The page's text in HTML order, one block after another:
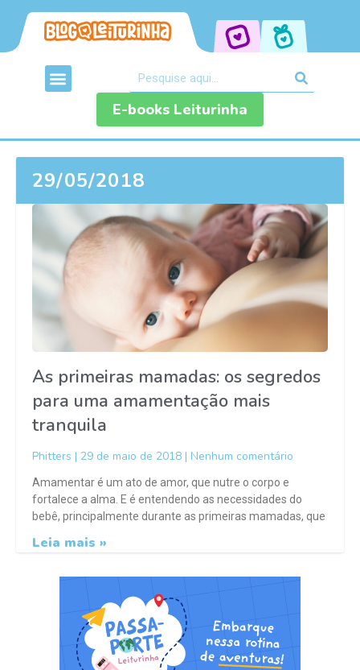
E-books Leiturinha
29/05/2018
As primeiras mamadas: os segredos
para uma amamentação mais
tranquila
Phitters 29 de maio de 2018 Nenhum comentário
Amamentar é um ato de amor, que nutre o corpo e
fortalece a alma. E é entendendo as necessidades do
bebê, principalmente durante as primeiras mamadas, que
Leia mais »